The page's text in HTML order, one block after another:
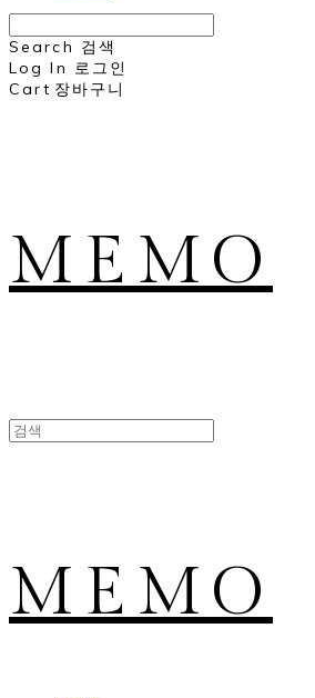
Search 검색
Log In 로그인
Cart 장바구니
MEMO
MEMO